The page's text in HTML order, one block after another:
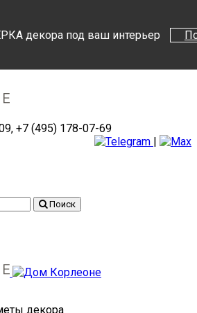
декора под ваш интерьер
+7 (495) 178-07-69
|
Поиск
декора